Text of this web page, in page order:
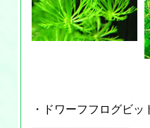
・ドワーフフログビッ